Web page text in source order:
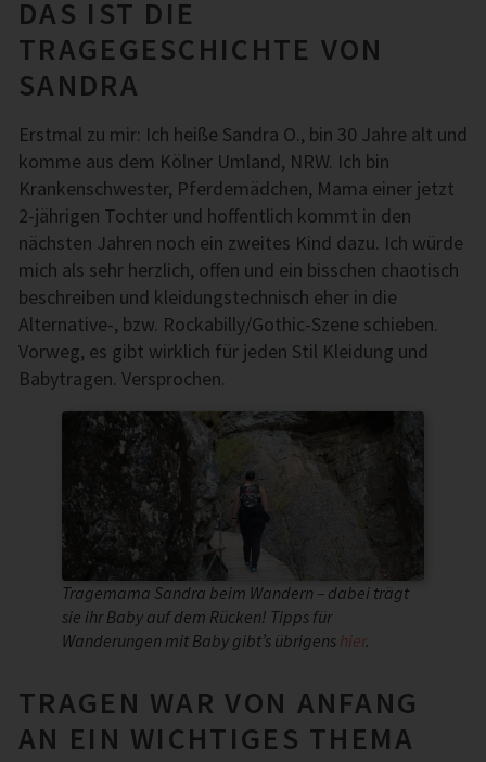
DAS IST DIE
TRAGEGESCHICHTE VON
SANDRA
Erstmal zu mir: Ich heiße Sandra O., bin 30 Jahre alt und
komme aus dem Kölner Umland, NRW. Ich bin
Krankenschwester, Pferdemädchen, Mama einer jetzt
2-jährigen Tochter und hoffentlich kommt in den
nächsten Jahren noch ein zweites Kind dazu. Ich würde
mich als sehr herzlich, offen und ein bisschen chaotisch
beschreiben und kleidungstechnisch eher in die
Alternative-, bzw. Rockabilly/Gothic-Szene schieben.
Vorweg, es gibt wirklich für jeden Stil Kleidung und
Babytragen. Versprochen.
Tragemama Sandra beim Wandern – dabei trägt
sie ihr Baby auf dem Rücken! Tipps für
Wanderungen mit Baby gibt’s übrigens hier.
TRAGEN WAR VON ANFANG
AN EIN WICHTIGES THEMA